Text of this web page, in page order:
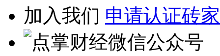
加入我们 申请认证砖家